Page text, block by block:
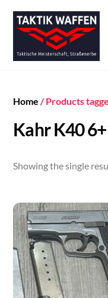
content
Home / Products
Kahr K40
Showing the single